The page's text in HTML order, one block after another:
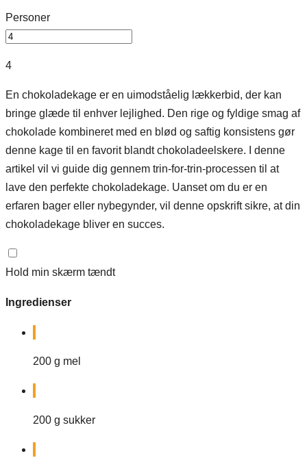
Personer
4
En chokoladekage er en uimodståelig lækkerbid, der kan
bringe glæde til enhver lejlighed. Den rige og fyldige smag af
chokolade kombineret med en blød og saftig konsistens gør
denne kage til en favorit blandt chokoladeelskere. I denne
artikel vil vi guide dig gennem trin-for-trin-processen til at
lave den perfekte chokoladekage. Uanset om du er en
erfaren bager eller nybegynder, vil denne opskrift sikre, at din
chokoladekage bliver en succes.
Hold min skærm tændt
Ingredienser
200 g mel
200 g sukker